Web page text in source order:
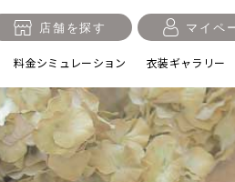
店舗を探す マイペ
料金シミュレーション 衣装ギャラリー